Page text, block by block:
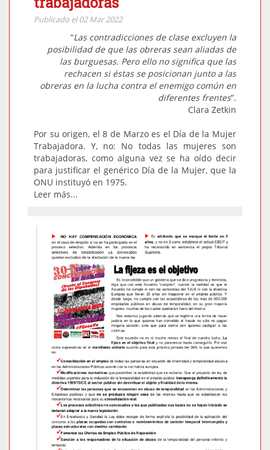
Publicado el 02 Mar 2022
“Las contradicciones de clase excluyen la
posibilidad de que las obreras sean aliadas de
las burguesas. Pero ello no significa que las
rechacen si éstas se posicionan junto a las
obreras en la lucha contra el enemigo común en
diferentes frentes”.
Clara Zetkin
Por su origen, el 8 de Marzo es el Día de la Mujer
Trabajadora. Y, no: No todas las mujeres son
trabajadoras, como alguna vez se ha oído decir
para justificar el genérico Día de la Mujer, que la
ONU instituyó en 1975.
Leer más...